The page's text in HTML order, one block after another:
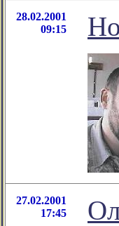
28.02.2001
09:15
27.02.2001
17:45